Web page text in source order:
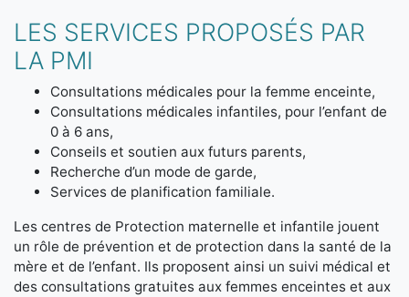
LES SERVICES PROPOSÉS PAR
LA PMI
Consultations médicales pour la femme enceinte,
Consultations médicales infantiles, pour l’enfant de
0 à 6 ans,
Conseils et soutien aux futurs parents,
Recherche d’un mode de garde,
Services de planification familiale.
Les centres de Protection maternelle et infantile jouent
un rôle de prévention et de protection dans la santé de la
mère et de l’enfant. Ils proposent ainsi un suivi médical et
des consultations gratuites aux femmes enceintes et aux